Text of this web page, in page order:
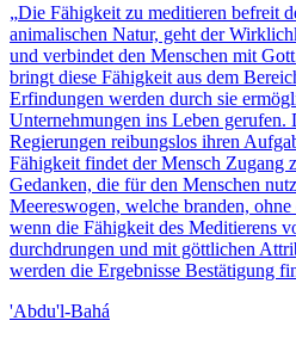
„Die Fähigkeit zu meditieren befreit
animalischen Natur, geht der
und verbindet den Menschen mit
bringt diese Fähigkeit aus dem
Erfindungen werden durch sie
Unternehmungen ins Leben gerufen.
Regierungen reibungslos ihren
Fähigkeit findet der Mensch Zugang
Gedanken, die für den Menschen
Meereswogen, welche branden,
wenn die Fähigkeit des Meditierens
durchdrungen und mit göttlichen
werden die Ergebnisse Bestätigung
'Abdu'l-Bahá